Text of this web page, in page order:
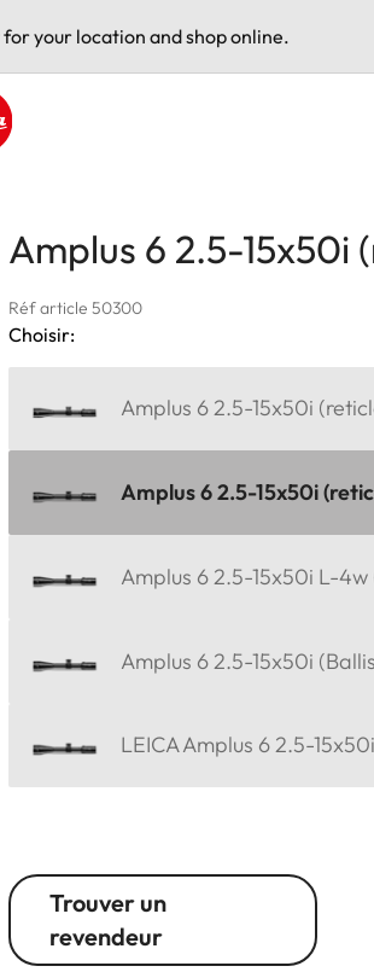
your location and shop online.
Amplus 6 2.5-15x50i
Réf article 50300
Choisir:
Amplus 6 2.5-15x50i
Amplus 6 2.5-15x50i
Amplus 6 2.5-15x50i L-4w
Amplus 6 2.5-15x50i
LEICA Amplus 6 2.5-
Trouver un
revendeur